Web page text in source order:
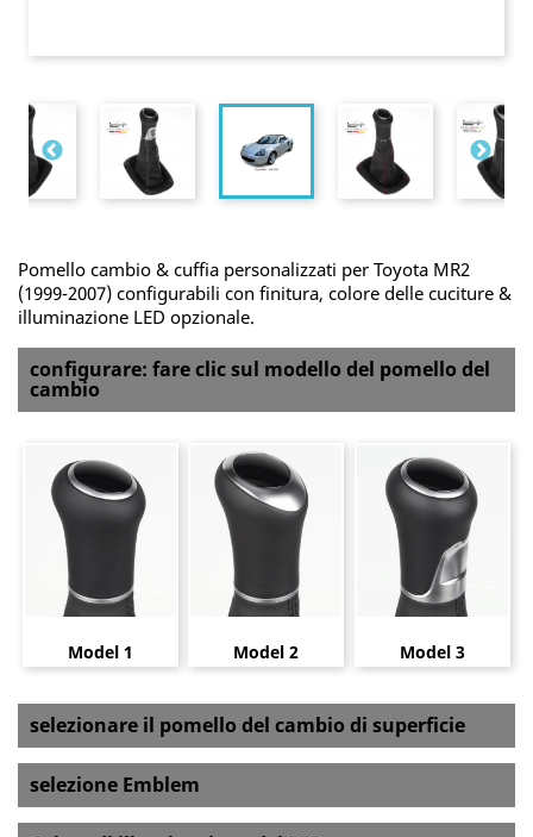
Pomello cambio & cuffia personalizzati per Toyota MR2
(1999-2007) configurabili con finitura, colore delle cuciture &
illuminazione LED opzionale.
configurare: fare clic sul modello del pomello del
cambio
Model 1 Model 2 Model 3
selezionare il pomello del cambio di superficie
selezione Emblem